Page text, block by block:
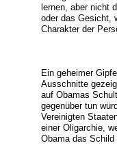
lernen, aber nicht
oder das Gesicht,
Charakter der
Ein geheimer
Ausschnitte
auf Obamas
gegenüber tun
Vereinigten
einer Oligarchie,
Obama das